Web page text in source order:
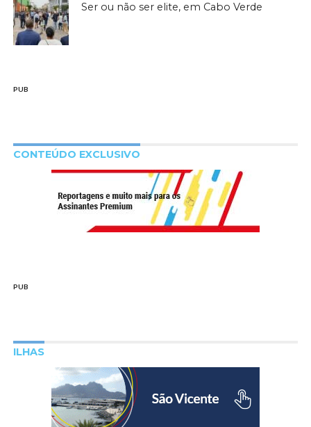
Ser ou não ser elite, em Cabo Verde
PUB
CONTEÚDO EXCLUSIVO
PUB
ILHAS